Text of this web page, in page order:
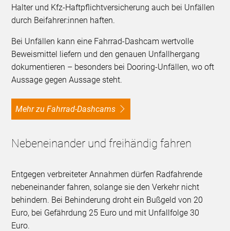
Halter und Kfz-Haftpflichtversicherung auch bei Unfällen
durch Beifahrer:innen haften.
Bei Unfällen kann eine Fahrrad-Dashcam wertvolle
Beweismittel liefern und den genauen Unfallhergang
dokumentieren – besonders bei Dooring-Unfällen, wo oft
Aussage gegen Aussage steht.
Mehr zu Fahrrad-Dashcams
Nebeneinander und freihändig fahren
Entgegen verbreiteter Annahmen dürfen Radfahrende
nebeneinander fahren, solange sie den Verkehr nicht
behindern. Bei Behinderung droht ein Bußgeld von 20
Euro, bei Gefährdung 25 Euro und mit Unfallfolge 30
Euro.